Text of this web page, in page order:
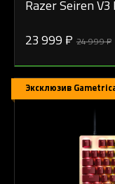
Razer Seiren V3
23 999 ₽ 24 999 ₽
Эксклюзив